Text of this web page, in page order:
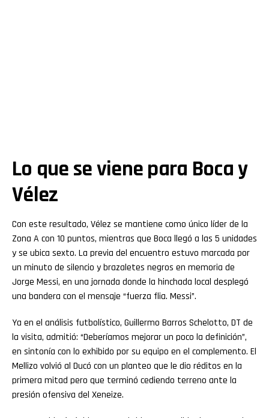
Lo que se viene para Boca y
Vélez
Con este resultado, Vélez se mantiene como único líder de la
Zona A con 10 puntos, mientras que Boca llegó a las 5 unidades
y se ubica sexto. La previa del encuentro estuvo marcada por
un minuto de silencio y brazaletes negros en memoria de
Jorge Messi, en una jornada donde la hinchada local desplegó
una bandera con el mensaje “fuerza flia. Messi”.
Ya en el análisis futbolístico, Guillermo Barros Schelotto, DT de
la visita, admitió: “Deberíamos mejorar un poco la definición”,
en sintonía con lo exhibido por su equipo en el complemento. El
Mellizo volvió al Ducó con un planteo que le dio réditos en la
primera mitad pero que terminó cediendo terreno ante la
presión ofensiva del Xeneize.